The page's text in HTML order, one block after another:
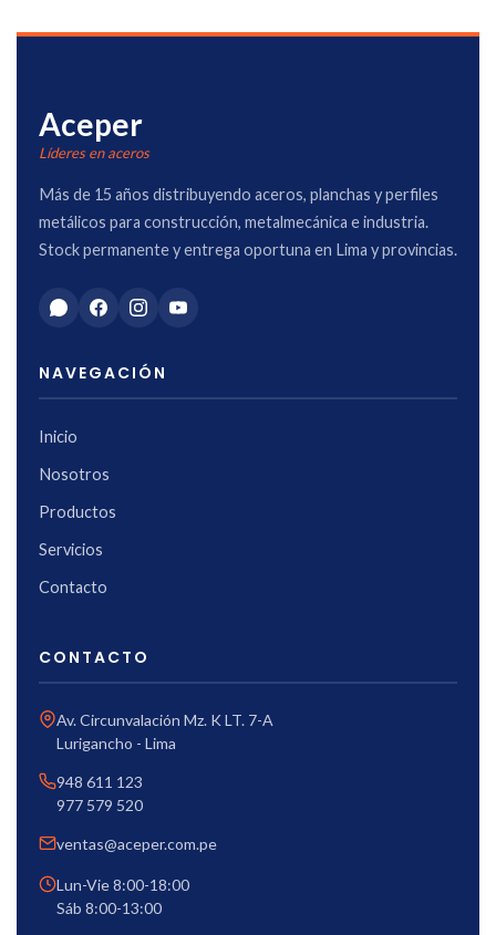
Aceper
Líderes en aceros
Más de 15 años distribuyendo aceros, planchas y perfiles
metálicos para construcción, metalmecánica e industria.
Stock permanente y entrega oportuna en Lima y provincias.
NAVEGACIÓN
Inicio
Nosotros
Productos
Servicios
Contacto
CONTACTO
Av. Circunvalación Mz. K LT. 7-A
Lurigancho - Lima
948 611 123
977 579 520
ventas@aceper.com.pe
Lun-Vie 8:00-18:00
Sáb 8:00-13:00